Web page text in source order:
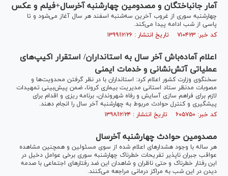
آمار جانباختگان و مصدومین چهارشنبه آخرسال+فیلم و عکس
چهارشنبه سوری از غروب آخرین سه‌شنبه اسفند هر سال آغاز می‌شود و تا
پاسی از شب ادامه پیدا می‌کند.
کد خبر: ۷۱۰۴۲۳ تاریخ انتشار : ۱۳۹۹/۱۲/۲۶
اعلام آماده‌باش آخر سال به استانداران/ استقرار اکیپ‌های
عملیاتی آتش‌نشانی و خدمات ایمنی
سخنگوی وزارت کشور اعلام کرد: استانداران با در نظر گرفتن محدویت‌ها و
مصوبات مدنظر ستاد استانی مدیریت بیماری کرونا، ضمن پیش‌بینی تمهیدات
لازم برای فراهم سازی آسایش و رفاه شهروندان، برنامه ریزی و اقدام برای
پیشگیری و کنترل حوادث مربوط به چهارشنبه آخر سال را انجام دهند.
کد خبر: ۶۰۵۷۵۰ تاریخ انتشار : ۱۳۹۸/۱۲/۲۴
مصدومین حوادث چهارشنبه آخرسال
هر ساله با وجود هشدارهای اعلام شده از سوی مسئولین و همچنین مشاهده
عواقب جبران ناپذیر تفریحات خطرناک چهارشنبه سوری برخی عوامل دخیل در
این رفتار خطرناک و حتی ناظران و شاهدان این ضد رفتارهای اجتماعی با صدمه
دیدن در این شب به مراکز درمانی مراجعه می‌کنند.